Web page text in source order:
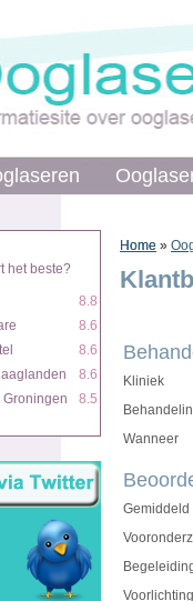
het beste?
8.8
8.6
8.6
8.6
8.5
Home »
het beste?
8.8
8.6
8.6
8.6
8.5
Home »
Kliniek
Wanneer
Gemiddeld
Voorlichting